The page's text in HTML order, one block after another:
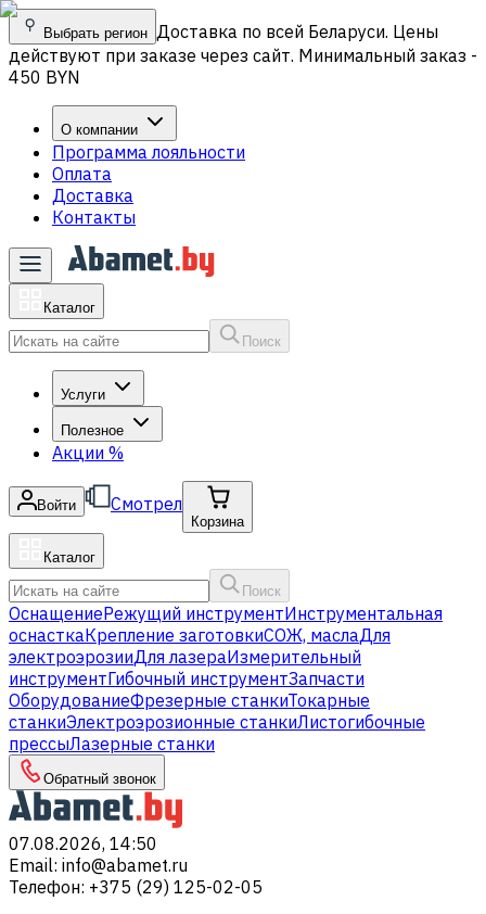
Выбрать регион Доставка по всей Беларуси. Цены
действуют при заказе через сайт. Минимальный заказ -
450 BYN
О компании
Программа лояльности
Оплата
Доставка
Контакты
Каталог
Поиск
Услуги
Полезное
Акции %
Войти Смотрел
Корзина
Каталог
Поиск
ОснащениеРежущий инструментИнструментальная
оснасткаКрепление заготовкиСОЖ, маслаДля
электроэрозииДля лазераИзмерительный
инструментГибочный инструментЗапчасти
ОборудованиеФрезерные станкиТокарные
станкиЭлектроэрозионные станкиЛистогибочные
прессыЛазерные станки
Обратный звонок
07.08.2026, 14:50
Email: info@abamet.ru
Телефон: +375 (29) 125-02-05